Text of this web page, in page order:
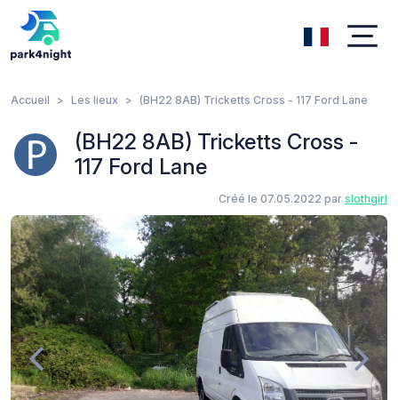
Accueil Les lieux (BH22 8AB) Tricketts Cross - 117 Ford Lane
(BH22 8AB) Tricketts Cross -
117 Ford Lane
Créé le 07.05.2022 par slothgirl